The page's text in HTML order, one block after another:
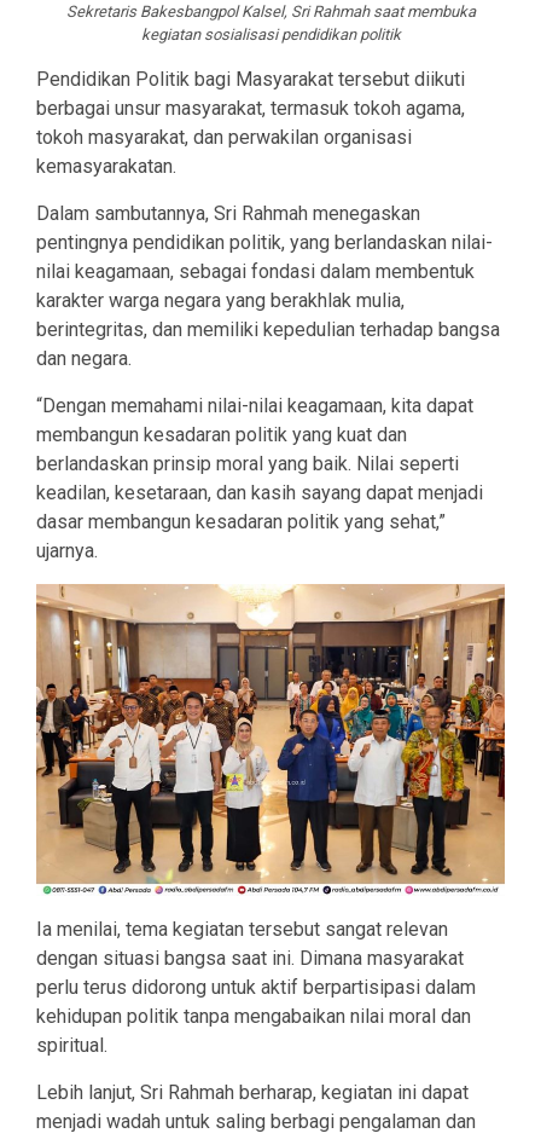
Sekretaris Bakesbangpol Kalsel, Sri Rahmah saat membuka
kegiatan sosialisasi pendidikan politik
Pendidikan Politik bagi Masyarakat tersebut diikuti
berbagai unsur masyarakat, termasuk tokoh agama,
tokoh masyarakat, dan perwakilan organisasi
kemasyarakatan.
Dalam sambutannya, Sri Rahmah menegaskan
pentingnya pendidikan politik, yang berlandaskan nilai-
nilai keagamaan, sebagai fondasi dalam membentuk
karakter warga negara yang berakhlak mulia,
berintegritas, dan memiliki kepedulian terhadap bangsa
dan negara.
“Dengan memahami nilai-nilai keagamaan, kita dapat
membangun kesadaran politik yang kuat dan
berlandaskan prinsip moral yang baik. Nilai seperti
keadilan, kesetaraan, dan kasih sayang dapat menjadi
dasar membangun kesadaran politik yang sehat,”
ujarnya.
Ia menilai, tema kegiatan tersebut sangat relevan
dengan situasi bangsa saat ini. Dimana masyarakat
perlu terus didorong untuk aktif berpartisipasi dalam
kehidupan politik tanpa mengabaikan nilai moral dan
spiritual.
Lebih lanjut, Sri Rahmah berharap, kegiatan ini dapat
menjadi wadah untuk saling berbagi pengalaman dan